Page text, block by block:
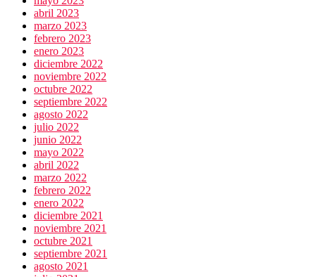
abril 2023
marzo 2023
febrero 2023
enero 2023
diciembre 2022
noviembre 2022
octubre 2022
septiembre 2022
agosto 2022
julio 2022
junio 2022
mayo 2022
abril 2022
marzo 2022
febrero 2022
enero 2022
diciembre 2021
noviembre 2021
octubre 2021
septiembre 2021
agosto 2021